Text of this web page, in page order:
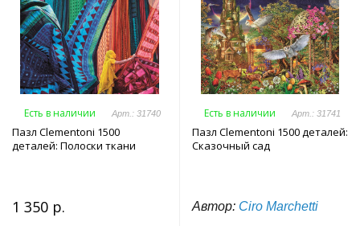
Есть в наличии Арт.: 31740
Пазл Clementoni 1500
деталей: Полоски ткани
1 350 р.
Есть в наличии Арт.: 31741
Пазл Clementoni 1500 деталей:
Сказочный сад
Автор: Ciro Marchetti